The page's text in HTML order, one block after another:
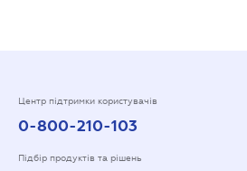
Центр підтримки користувачів
0-800-210-103
Підбір продуктів та рішень